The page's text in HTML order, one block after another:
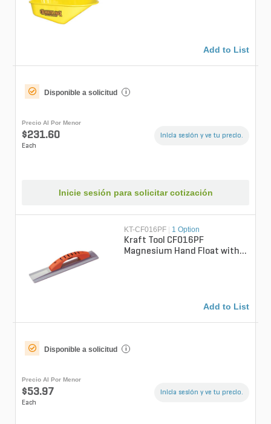
Add to List
Disponible a solicitud i
Precio Al Por Menor
$231.60
Each
Inicia sesión y ve tu precio.
Inicie sesión para solicitar cotización
KT-CF016PF | 1 Option
Kraft Tool CF016PF
Magnesium Hand Float with
Add to List
Disponible a solicitud i
Precio Al Por Menor
$53.97
Each
Inicia sesión y ve tu precio.